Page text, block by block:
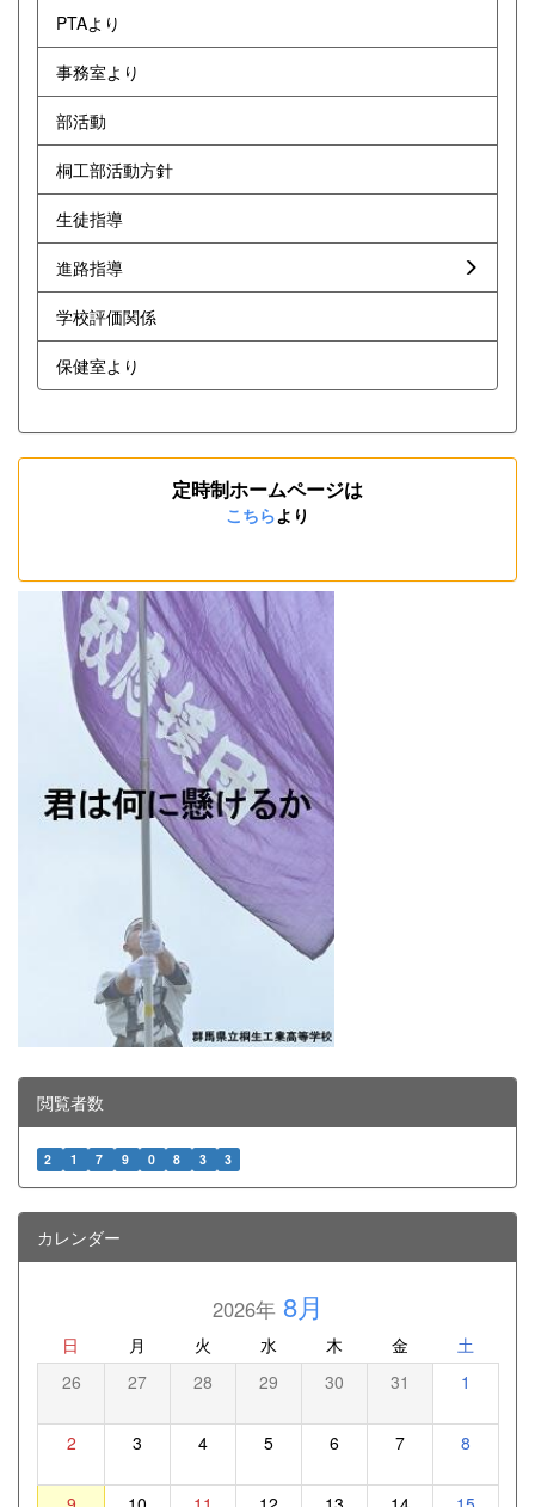
PTAより
事務室より
部活動
桐工部活動方針
生徒指導
進路指導
学校評価関係
保健室より
定時制ホームページは
こちらより
閲覧者数
2 1 7 9 0 8 3 3
カレンダー
2026年8月
日 月 火 水 木 金 土
26 27 28 29 30 31 1
2 3 4 5 6 7 8